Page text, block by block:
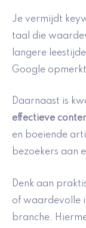
Je vermijdt
taal die
langere
Google
Daarnaast is
effectieve
en boeiende
bezoekers aan
Denk aan
of waardevolle
branche.